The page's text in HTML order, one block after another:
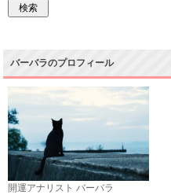
バーバラのプロフィール
開運アナリスト バーバラ